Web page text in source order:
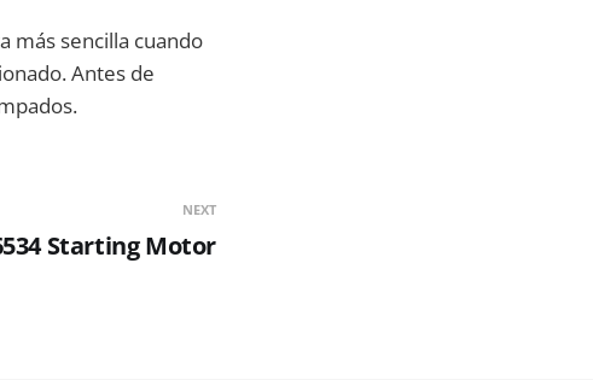
más sencilla cuando
Antes de
NEXT
Starting Motor